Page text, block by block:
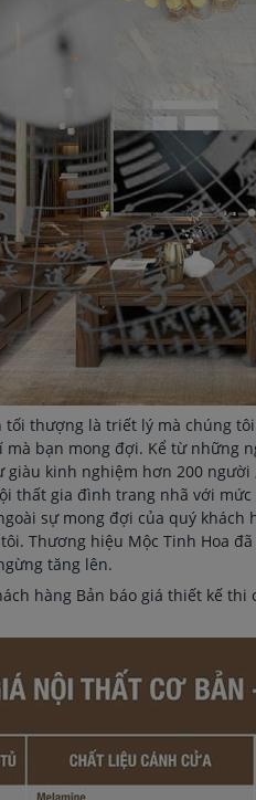
tối thượng là triết lý mà chúng
bạn mong đợi. Kể từ những
giàu kinh nghiệm hơn 200
thất gia đình trang nhã với
sự mong đợi của quý khách
Thương hiệu Mộc Tinh Hoa
tăng lên.
hàng Bản báo giá thiết kế